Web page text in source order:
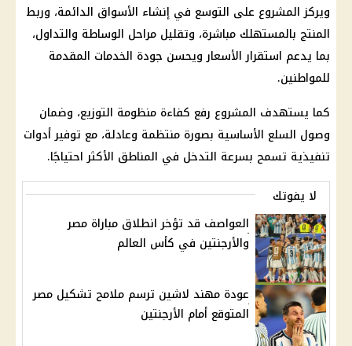
ويركز المشروع على التوسع في إنشاء الأسواق الدائمة، وربط
المنتج بالمستهلك مباشرة، وتقليل مراحل الوساطة والتداول،
بما يدعم استقرار الأسعار ويحسن جودة الخدمات المقدمة
للمواطنين.
كما يستهدف المشروع رفع كفاءة منظومة التوزيع، وضمان
وصول السلع الأساسية بصورة منتظمة وعادلة، مع توفير أدوات
تنفيذية تسمح بسرعة التدخل في المناطق الأكثر احتياجًا.
لا يفوتك
العواصف قد تؤخر انطلاق مباراة مصر
والأرجنتين في كأس العالم
عودة مهند لاشين ترسم ملامح تشكيل مصر
المتوقع أمام الأرجنتين